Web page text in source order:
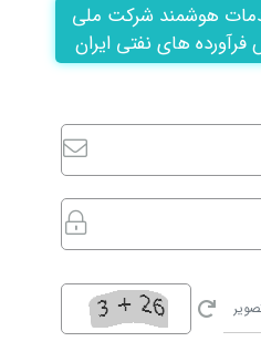
هوشمند شرکت ملی
های نفتی ایران